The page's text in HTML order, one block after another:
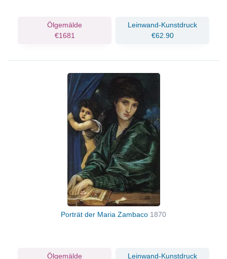
Ölgemälde
€1681
Leinwand-Kunstdruck
€62.90
Porträt der Maria Zambaco 1870
Ölgemälde
Leinwand-Kunstdruck